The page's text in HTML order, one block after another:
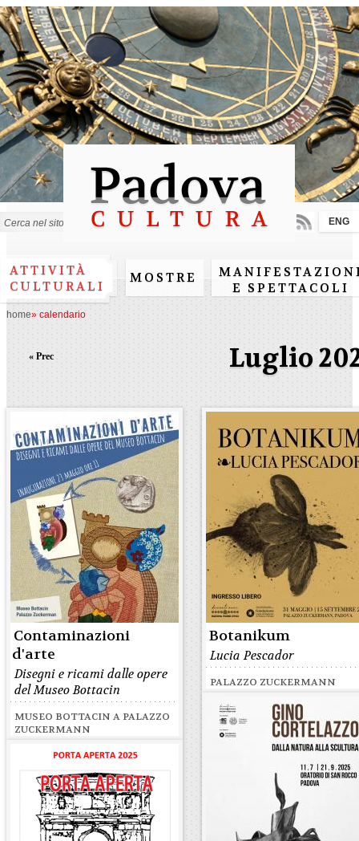
Salta al
contenuto
principale
ATTIVITÀ
CULTURALI
MOSTRE
E SPETTACOLI
ENG
home» calendario
Luglio
« Prec
Contaminazioni
d'arte
Disegni e ricami dalle opere
del Museo Bottacin
MUSEO BOTTACIN A PALAZZO
ZUCKERMANN
Botanikum
Lucia Pescador
PALAZZO ZUCKERMANN